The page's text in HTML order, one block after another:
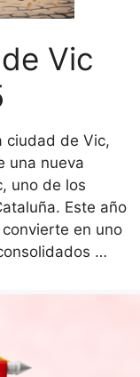
Vic
ciudad de Vic,
una nueva
uno de los
Este año
en uno
…